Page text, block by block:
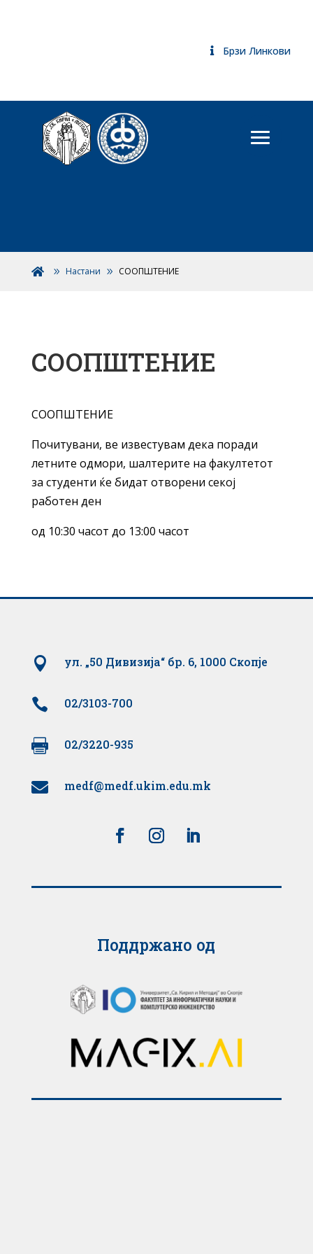
Брзи Линкови
 Настани СООПШТЕНИЕ
СООПШТЕНИЕ
СООПШТЕНИЕ
Почитувани, ве известувам дека поради
летните одмори, шалтерите на факултетот
за студенти ќе бидат отворени секој
работен ден
од 10:30 часот до 13:00 часот
 ул. „50 Дивизија“ бр. 6, 1000 Скопје
 02/3103-700
 02/3220-935
 medf@medf.ukim.edu.mk
Поддржано од